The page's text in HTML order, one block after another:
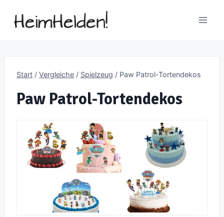
Inhalt
Start / Vergleiche / Spielzeug / Paw Patrol-Tortendekos
Paw Patrol-Tortendekos